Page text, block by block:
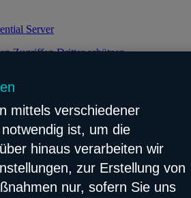
Server
Zugriffen Dritter schützen
mittels verschiedener
ist, um die
hinaus verarbeiten wir
zur Erstellung von
nur, sofern Sie uns